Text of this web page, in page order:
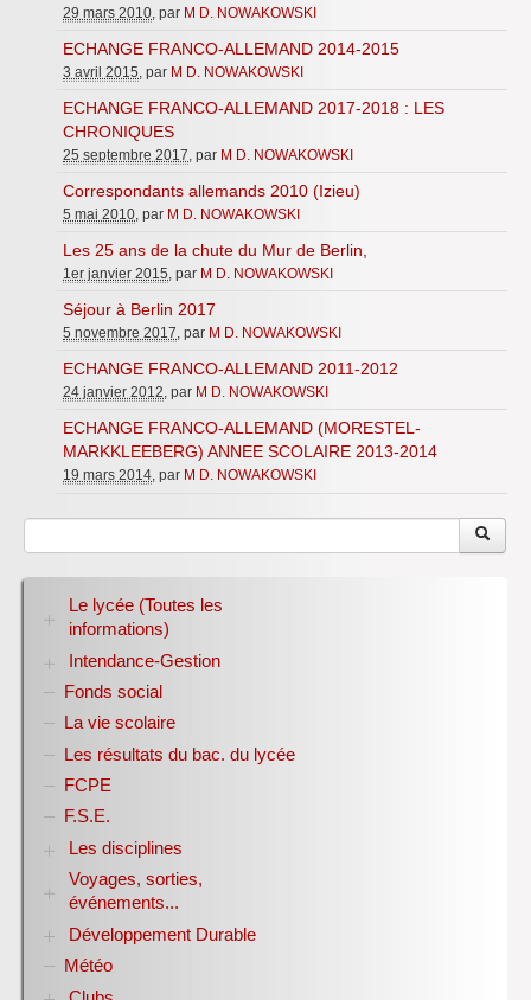
29 mars 2010, par M D. NOWAKOWSKI
ECHANGE FRANCO-ALLEMAND 2014-2015
3 avril 2015, par M D. NOWAKOWSKI
ECHANGE FRANCO-ALLEMAND 2017-2018 : LES
CHRONIQUES
25 septembre 2017, par M D. NOWAKOWSKI
Correspondants allemands 2010 (Izieu)
5 mai 2010, par M D. NOWAKOWSKI
Les 25 ans de la chute du Mur de Berlin,
1er janvier 2015, par M D. NOWAKOWSKI
Séjour à Berlin 2017
5 novembre 2017, par M D. NOWAKOWSKI
ECHANGE FRANCO-ALLEMAND 2011-2012
24 janvier 2012, par M D. NOWAKOWSKI
ECHANGE FRANCO-ALLEMAND (MORESTEL-
MARKKLEEBERG) ANNEE SCOLAIRE 2013-2014
19 mars 2014, par M D. NOWAKOWSKI
Le lycée (Toutes les
informations)
RENTREE 2026-2027
Stage des élèves de seconde
Intendance-Gestion
Restauration scolaire
Bourses nationales
Année scolaire 2017-2018
Année scolaire 2018-2019
Année scolaire 2019-2020
Fonds social
La vie scolaire
Les résultats du bac. du lycée
FCPE
F.S.E.
Les disciplines
Allemand
Anglais
Sciences Economiques et Sociales
Espagnol
Voyages, sorties,
événements...
Année 1998-2007
Année 2007-2008
Développement Durable
Biodiversité
Club bien-être et biodiversité ANNEE DE LA
Météo